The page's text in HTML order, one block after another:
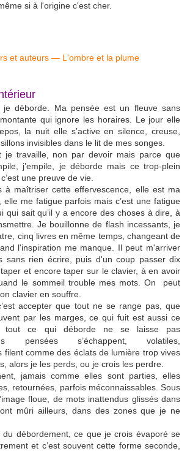
si à l'origine c'est cher.
déborde. Ma pensée est un fleuve sans
qui ignore les horaires. Le jour elle
la nuit elle s’active en silence, creuse,
invisibles dans le lit de mes songes.
je travaille, non par devoir mais parce que
j’empile, je déborde mais ce trop-plein
une preuve de vie.
à maîtriser cette effervescence, elle est ma
elle me fatigue parfois mais c’est une fatigue
qui sait qu’il y a encore des choses à dire, à
Je bouillonne de flash incessants, je
cinq livres en même temps, changeant de
l'inspiration me manque. Il peut m'arriver
sans rien écrire, puis d'un coup passer dix
et encore taper sur le clavier, à en avoir
le sommeil trouble mes mots. On peut
clavier en souffre.
accepter que tout ne se range pas, que
par les marges, ce qui fuit est aussi ce
tout ce qui déborde ne se laisse pas
pensées s’échappent, volatiles,
filent comme des éclats de lumière trop vives
alors je les perds, ou je crois les perdre.
jamais comme elles sont parties, elles
retournées, parfois méconnaissables. Sous
floue, de mots inattendus glissés dans
mûri ailleurs, dans des zones que je ne
du débordement, ce que je crois évaporé se
et c’est souvent cette forme seconde,